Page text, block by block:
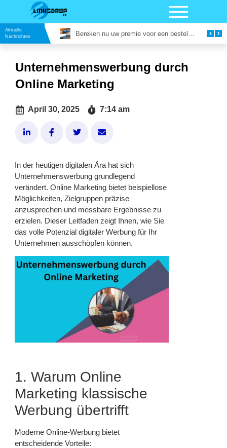
Aktuelle
Nachrichten
Bereken nu uw premie voor een bestelautoverzekering Google Reviews Kopen
Unternehmenswerbung durch
Online Marketing
April 30, 2025 7:14 am
In der heutigen digitalen Ära hat sich
Unternehmenswerbung grundlegend
verändert. Online Marketing bietet beispiellose
Möglichkeiten, Zielgruppen präzise
anzusprechen und messbare Ergebnisse zu
erzielen. Dieser Leitfaden zeigt Ihnen, wie Sie
das volle Potenzial digitaler Werbung für Ihr
Unternehmen ausschöpfen können.
1. Warum Online
Marketing klassische
Werbung übertrifft
Moderne Online-Werbung bietet
entscheidende Vorteile: